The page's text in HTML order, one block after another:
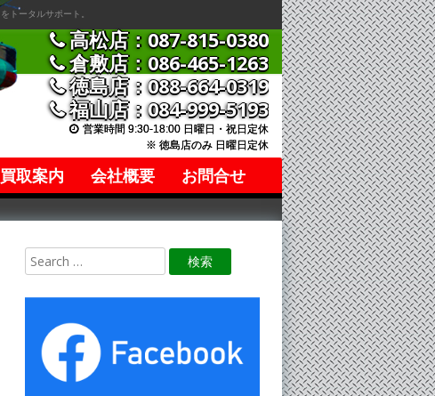
トータルサポート。
高松店：087-815-0380
倉敷店：086-465-1263
徳島店：088-664-0319
福山店：084-999-5193
営業時間 9:30-18:00 日曜日・祝日定休
※ 徳島店のみ 日曜日定休
買取案内 会社概要 お問合せ